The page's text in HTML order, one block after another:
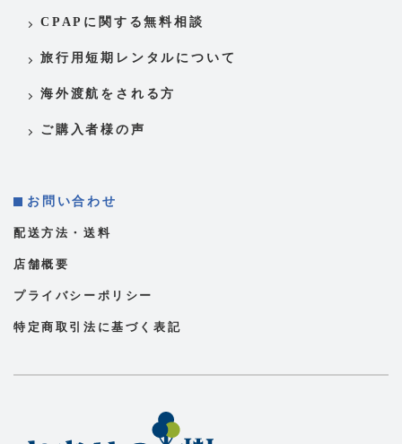
CPAPに関する無料相談
旅行用短期レンタルについて
海外渡航をされる方
ご購入者様の声
お問い合わせ
配送方法・送料
店舗概要
プライバシーポリシー
特定商取引法に基づく表記